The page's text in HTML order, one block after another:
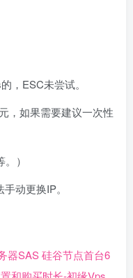
，ESC未尝试。
，如果需要建议一次性
）
动更换IP。